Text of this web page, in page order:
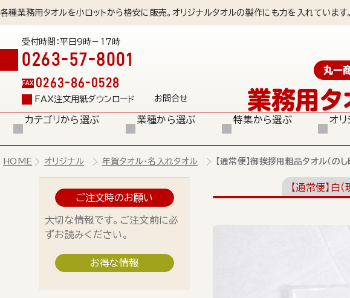
各種業務用タオルを小ロットから格安に販売。オリジナルタオルの製作にも力を入れています。
受付時間：平日9時－17時
0263-57-8001
FAX 0263-86-0528
FAX注文用紙ダウンロード お問合せ
丸一
業務用タ
カテゴリから選ぶ 業種から選ぶ 特集から選ぶ
オ
HOME オリジナル 年賀タオル・名入れタオル 【通常便】御挨拶用粗品タオル（の
ご注文時のお願い
大切な情報です。ご注文前に必
ずお読みください。
お得な情報
【通常便】白（